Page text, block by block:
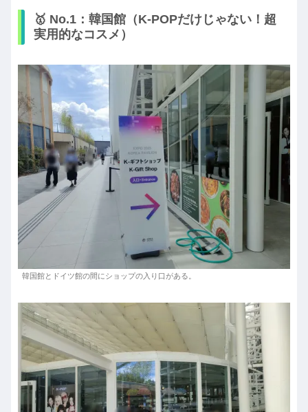
🥇 No.1：韓国館（K-POPだけじゃない！超
実用的なコスメ）
韓国館とドイツ館の間にショップの入り口がある。